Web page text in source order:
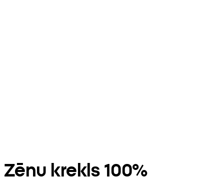
Zēnu krekls 100%